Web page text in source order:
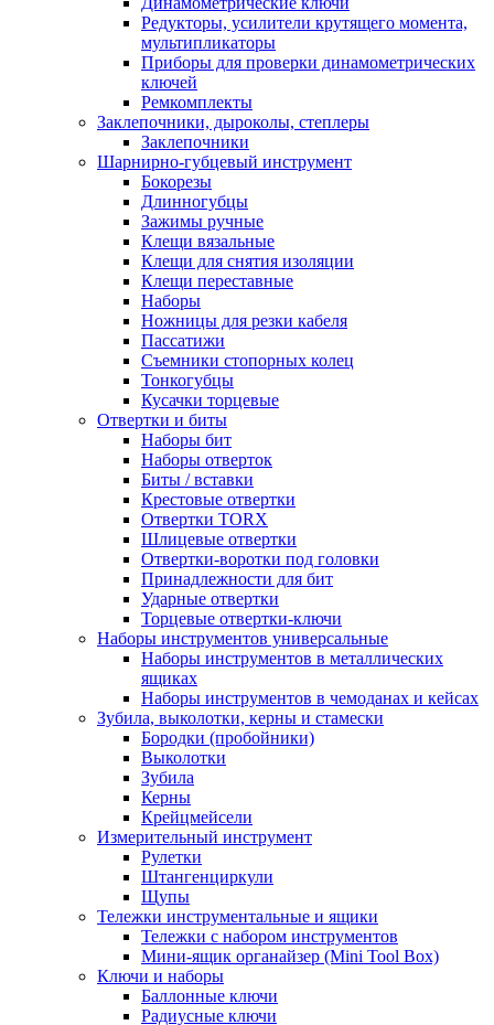
Редукторы, усилители крутящего момента,
мультипликаторы
Приборы для проверки динамометрических
ключей
Ремкомплекты
Заклепочники, дыроколы, степлеры
Заклепочники
Шарнирно-губцевый инструмент
Бокорезы
Длинногубцы
Зажимы ручные
Клещи вязальные
Клещи для снятия изоляции
Клещи переставные
Наборы
Ножницы для резки кабеля
Пассатижи
Съемники стопорных колец
Тонкогубцы
Кусачки торцевые
Отвертки и биты
Наборы бит
Наборы отверток
Биты / вставки
Крестовые отвертки
Отвертки TORX
Шлицевые отвертки
Отвертки-воротки под головки
Принадлежности для бит
Ударные отвертки
Торцевые отвертки-ключи
Наборы инструментов универсальные
Наборы инструментов в металлических
ящиках
Наборы инструментов в чемоданах и кейсах
Зубила, выколотки, керны и стамески
Бородки (пробойники)
Выколотки
Зубила
Керны
Крейцмейсели
Измерительный инструмент
Рулетки
Штангенциркули
Щупы
Тележки инструментальные и ящики
Тележки с набором инструментов
Мини-ящик органайзер (Mini Tool Box)
Ключи и наборы
Баллонные ключи
Радиусные ключи